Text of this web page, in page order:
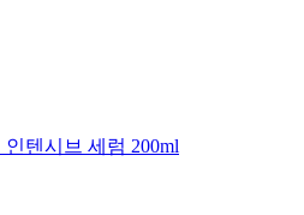
텐시브 세럼 200ml